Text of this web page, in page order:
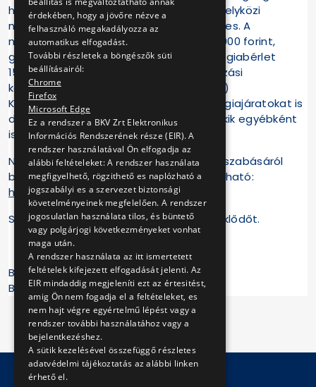
határán kívülre a nosztalgiajegy mellé helyközi
nosztalgia-vonaljegy váltása is szükséges. A
nosztalgia-napijegy ára felnőtteknek 2000 forint,
gyerekeknek 1200 forint, az éves nosztalgiabérlet
15.000 forintba kerül. A közforgalmú utazási
kedvezményekről szóló 85/2007. (IV. 25.)
Kormányrendelet értelmében a nosztalgiajáratokat is
díjfizetés nélkül vehetik igénybe azok, akik egyébként
is díjmentes utazásra jogosultak.
Nosztalgiajáratainkról, valamint azok díjszabásáról
bővebb információ az alábbi linken található:
http://www.bkk.hu/nosztalgia/.
Szeretettel várunk minden kedves érdeklődőt.
Budapesti Közlekedési Központ
BKV Zrt.
érdekében, hogy a jövőre nézve a
felhasználó megakadályozza az
automatikus elfogadást.
További részletek a böngészők süti
beállításairól:
Chrome
Firefox
Microsoft Edge
Ez a rendszer a BKV Zrt Elektronikus
Információs Rendszerének része (EIR). A
rendszer használatával Ön elfogadja az
alábbi feltételeket: A rendszer használata
megfigyelhető, rögzithető es naplózható a
jogszabályi es a szervezet biztonsági
követelményeinek megfelelően. A rendszer
jogosulatlan használata tilos, és büntető
vagy polgárjogi következményeket vonhat
maga után.
A rendszer használata az itt ismertetett
feltételek kifejezett elfogadását jelenti. Az
EIR mindaddig megjeleníti ezt az értesitést,
amig Ön nem fogadja el a feltételeket, es
nem hajt végre egyértelmű lépést vagy a
rendszer további használatához vagy a
bejelentkezéshez.
A sütik kezelésével összefüggő részletes
adatvédelmi tájékoztatás az alábbi linken
érhető el.